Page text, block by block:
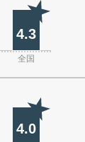
4.3
全国
4.0